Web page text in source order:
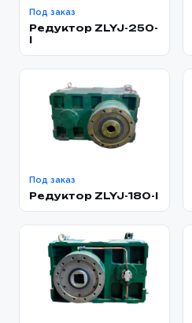
Под заказ
Редуктор ZLYJ-250-
I
Под заказ
Редуктор ZLYJ-180-l